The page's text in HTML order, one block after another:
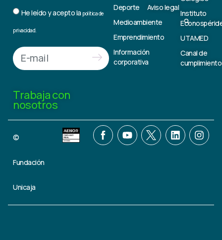
He leído y acepto la política de
privacidad.
Trabaja con
nosotros
Deporte
Medioambiente
Emprendimiento
Información
corporativa
Aviso legal
Instituto
UTAMED
Canal de
cumplimiento
©
Fundación
Unicaja